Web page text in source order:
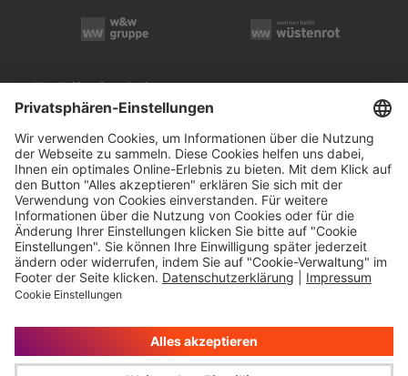
© Wüstenrot & Württembergische AG 2026
Datenschutz
Rechtliche Hinweise
Impressum
Compliance